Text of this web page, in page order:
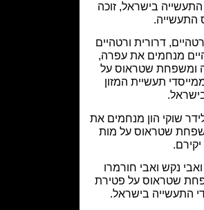
בישראל, זוכה
ורטהיים
את עפרה,
שטראוס על
תעשיית המזון
הון מנחמים את
על מות
ואבי חורמרו
על פטירת
בישראל.